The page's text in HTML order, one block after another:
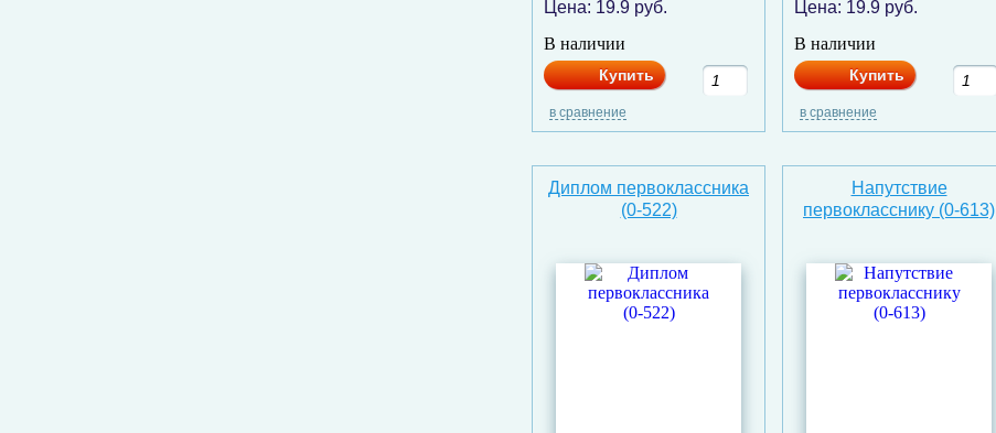
Цена: 19.9 руб.
В наличии
Купить
в сравнение
Цена: 19.9 руб.
В наличии
Купить
в сравнение
Диплом первоклассника
(0-522)
Напутствие
первокласснику (0-613)